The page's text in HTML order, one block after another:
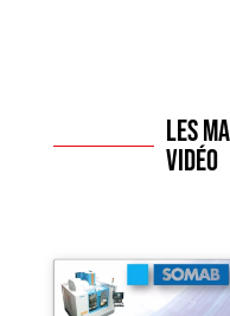
Les
vidéo